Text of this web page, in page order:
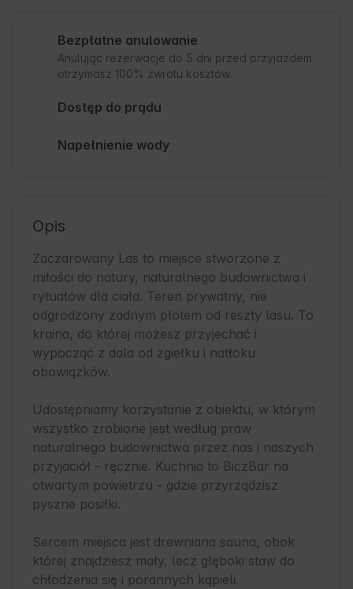
Bezpłatne anulowanie
Anulując rezerwacje do 5 dni przed przyjazdem
otrzymasz 100% zwrotu kosztów.
Dostęp do prądu
Napełnienie wody
Opis
Zaczarowany Las to miejsce stworzone z
miłości do natury, naturalnego budownictwa i
rytuałów dla ciała. Teren prywatny, nie
odgrodzony żadnym płotem od reszty lasu. To
kraina, do której możesz przyjechać i
wypocząć z dala od zgiełku i natłoku
obowiązków.
Udostępniamy korzystanie z obiektu, w którym
wszystko zrobione jest według praw
naturalnego budownictwa przez nas i naszych
przyjaciół - ręcznie. Kuchnia to BiczBar na
otwartym powietrzu - gdzie przyrządzisz
pyszne posiłki.
Sercem miejsca jest drewniana sauna, obok
której znajdziesz mały, lecz głęboki staw do
chłodzenia się i porannych kąpieli.